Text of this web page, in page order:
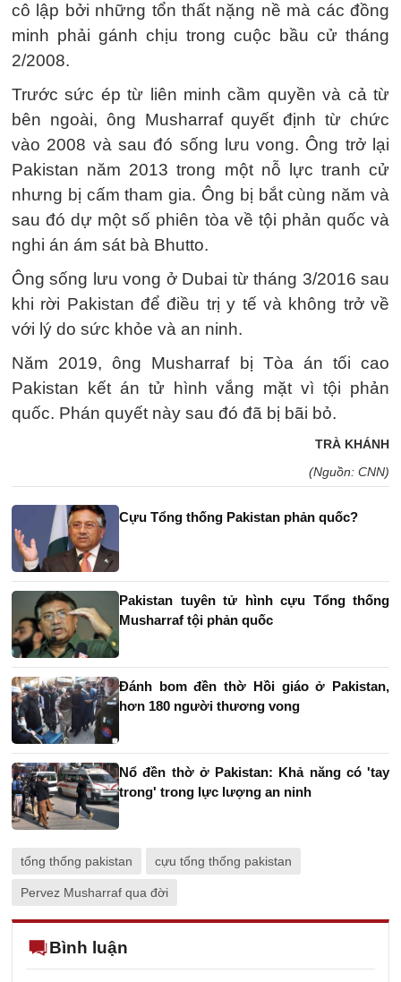
cô lập bởi những tổn thất nặng nề mà các đồng
minh phải gánh chịu trong cuộc bầu cử tháng
2/2008.
Trước sức ép từ liên minh cầm quyền và cả từ
bên ngoài, ông Musharraf quyết định từ chức
vào 2008 và sau đó sống lưu vong. Ông trở lại
Pakistan năm 2013 trong một nỗ lực tranh cử
nhưng bị cấm tham gia. Ông bị bắt cùng năm và
sau đó dự một số phiên tòa về tội phản quốc và
nghi án ám sát bà Bhutto.
Ông sống lưu vong ở Dubai từ tháng 3/2016 sau
khi rời Pakistan để điều trị y tế và không trở về
với lý do sức khỏe và an ninh.
Năm 2019, ông Musharraf bị Tòa án tối cao
Pakistan kết án tử hình vắng mặt vì tội phản
quốc. Phán quyết này sau đó đã bị bãi bỏ.
TRÀ KHÁNH
(Nguồn: CNN)
Cựu Tổng thống Pakistan phản quốc?
Pakistan tuyên tử hình cựu Tổng thống
Musharraf tội phản quốc
Đánh bom đền thờ Hồi giáo ở Pakistan,
hơn 180 người thương vong
Nổ đền thờ ở Pakistan: Khả năng có 'tay
trong' trong lực lượng an ninh
tổng thống pakistan cựu tổng thống pakistan
Pervez Musharraf qua đời
Bình luận